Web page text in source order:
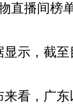
直播间榜
显示，截
来看，广